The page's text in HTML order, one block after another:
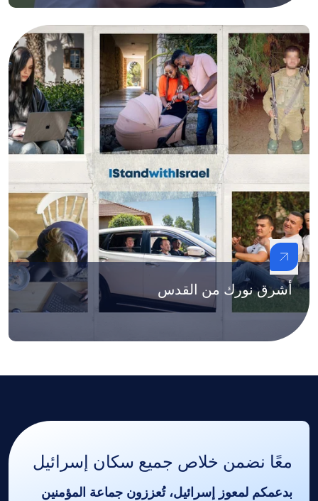
أشرق نورك من القدس
معًا نضمن خلاص جميع سكان إسرائيل
بدعمكم لمعوز إسرائيل، تُعززون جماعة المؤمنين